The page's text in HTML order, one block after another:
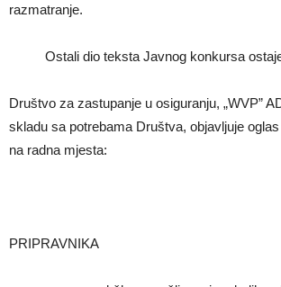
razmatranje.
Ostali dio teksta Javnog konkursa ostaje
Društvo za zastupanje u osiguranju, „WVP”
skladu sa potrebama Društva, objavljuje
na radna mjesta:
PRIPRAVNIKA